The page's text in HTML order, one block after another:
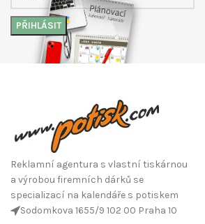
Reklamní agentura s vlastní tiskárnou
a výrobou firemních dárků se
specializací na kalendáře s potiskem
Sodomkova 1655/9 102 00 Praha 10